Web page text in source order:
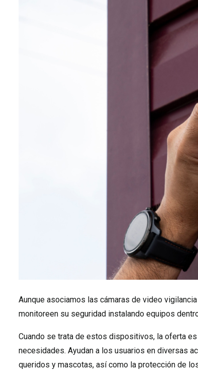
Aunque asociamos las cámaras de video
monitoreen su seguridad instalando equipos
Cuando se trata de estos dispositivos, la oferta
necesidades. Ayudan a los usuarios en diversas
queridos y mascotas, así como la protección de